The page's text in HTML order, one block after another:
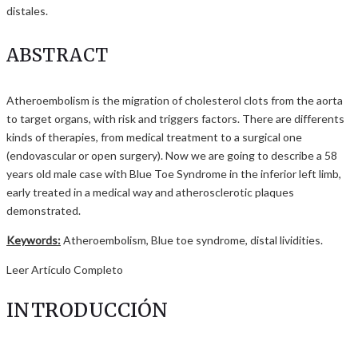
distales.
ABSTRACT
Atheroembolism is the migration of cholesterol clots from the aorta
to target organs, with risk and triggers factors. There are differents
kinds of therapies, from medical treatment to a surgical one
(endovascular or open surgery). Now we are going to describe a 58
years old male case with Blue Toe Syndrome in the inferior left limb,
early treated in a medical way and atherosclerotic plaques
demonstrated.
Keywords:Atheroembolism, Blue toe syndrome, distal lividities.
Leer Artículo Completo
INTRODUCCIÓN